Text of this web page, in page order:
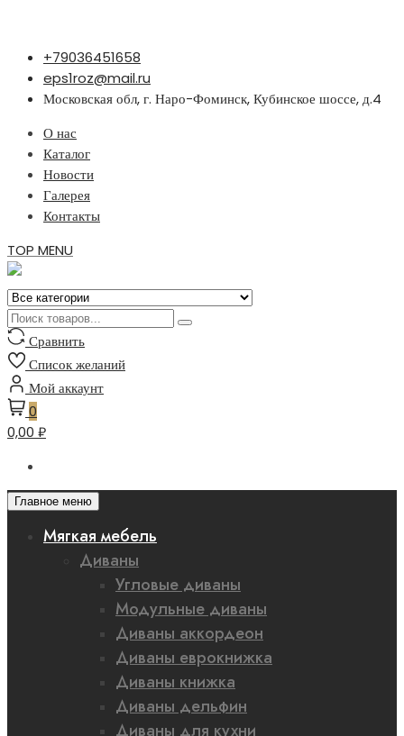
Перейти
содержимому
+79036451658
eps1roz@mail.ru
Московская обл, г. Наро-Фоминск, Кубинское шоссе, д.4
О нас
Каталог
Новости
Галерея
Контакты
TOP MENU
Сравнить
Список желаний
Мой аккаунт
0
0,00 ₽
Главное меню
Мягкая мебель
Диваны
Угловые диваны
Модульные диваны
Диваны аккордеон
Диваны еврокнижка
Диваны книжка
Диваны дельфин
Диваны для кухни